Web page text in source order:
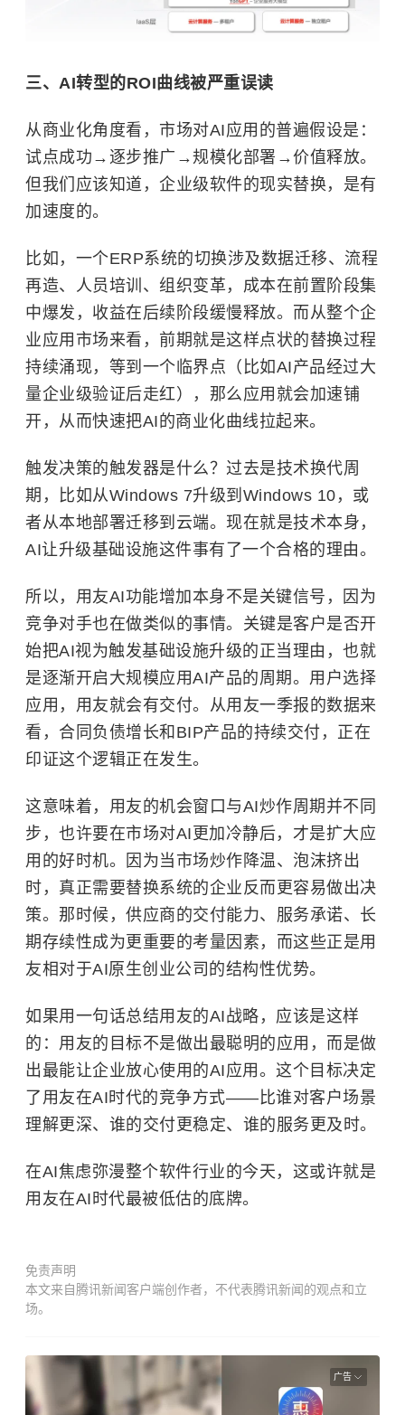
三、AI转型的ROI曲线被严重误读
从商业化角度看，市场对AI应用的普遍假设是：
试点成功→逐步推广→规模化部署→价值释放。
但我们应该知道，企业级软件的现实替换，是有
加速度的。
比如，一个ERP系统的切换涉及数据迁移、流程
再造、人员培训、组织变革，成本在前置阶段集
中爆发，收益在后续阶段缓慢释放。而从整个企
业应用市场来看，前期就是这样点状的替换过程
持续涌现，等到一个临界点（比如AI产品经过大
量企业级验证后走红），那么应用就会加速铺
开，从而快速把AI的商业化曲线拉起来。
触发决策的触发器是什么？过去是技术换代周
期，比如从Windows 7升级到Windows 10，或
者从本地部署迁移到云端。现在就是技术本身，
AI让升级基础设施这件事有了一个合格的理由。
所以，用友AI功能增加本身不是关键信号，因为
竞争对手也在做类似的事情。关键是客户是否开
始把AI视为触发基础设施升级的正当理由，也就
是逐渐开启大规模应用AI产品的周期。用户选择
应用，用友就会有交付。从用友一季报的数据来
看，合同负债增长和BIP产品的持续交付，正在
印证这个逻辑正在发生。
这意味着，用友的机会窗口与AI炒作周期并不同
步，也许要在市场对AI更加冷静后，才是扩大应
用的好时机。因为当市场炒作降温、泡沫挤出
时，真正需要替换系统的企业反而更容易做出决
策。那时候，供应商的交付能力、服务承诺、长
期存续性成为更重要的考量因素，而这些正是用
友相对于AI原生创业公司的结构性优势。
如果用一句话总结用友的AI战略，应该是这样
的：用友的目标不是做出最聪明的应用，而是做
出最能让企业放心使用的AI应用。这个目标决定
了用友在AI时代的竞争方式——比谁对客户场景
理解更深、谁的交付更稳定、谁的服务更及时。
在AI焦虑弥漫整个软件行业的今天，这或许就是
用友在AI时代最被低估的底牌。
免责声明
本文来自腾讯新闻客户端创作者，不代表腾讯新闻的观点和立
场。
广告